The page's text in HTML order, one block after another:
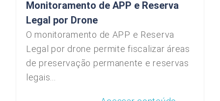
Monitoramento de APP e Reserva
Legal por Drone
O monitoramento de APP e Reserva
Legal por drone permite fiscalizar áreas
de preservação permanente e reservas
legais...